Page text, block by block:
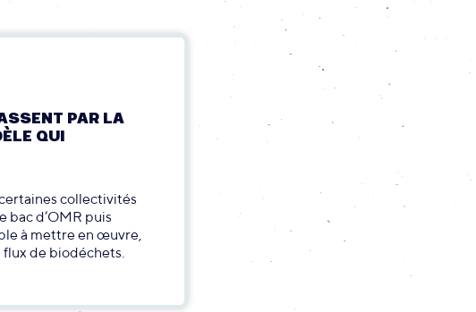
PAR LA
QUI
collectivités
bac d’OMR puis
à mettre en œuvre,
de biodéchets.